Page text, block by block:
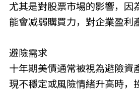
尤其是對股票市場的影響，因
能會减弱購買力，對企業盈利
避險需求
十年期美債通常被視為避險資
現不穩定或風險情緒升高時，